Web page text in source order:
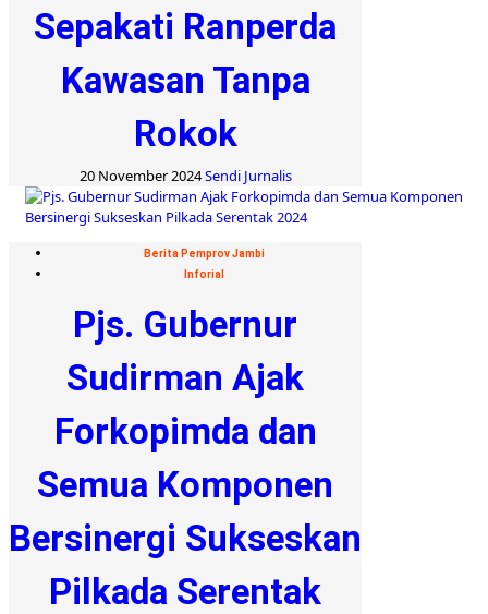
Sepakati Ranperda
Kawasan Tanpa
Rokok
20 November 2024Sendi Jurnalis
Berita Pemprov Jambi
Inforial
Pjs. Gubernur
Sudirman Ajak
Forkopimda dan
Semua Komponen
Bersinergi Sukseskan
Pilkada Serentak